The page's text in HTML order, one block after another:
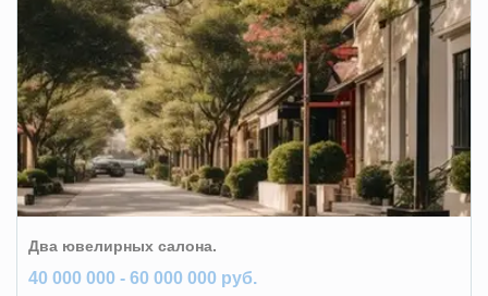
Два ювелирных салона.
40 000 000 - 60 000 000 руб.